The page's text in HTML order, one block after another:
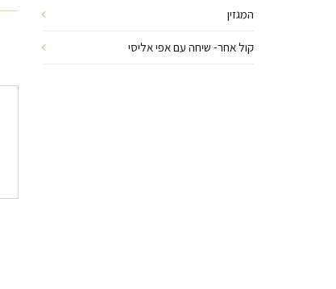
המגזין
קול אחר- שיחה עם אפי אליסי